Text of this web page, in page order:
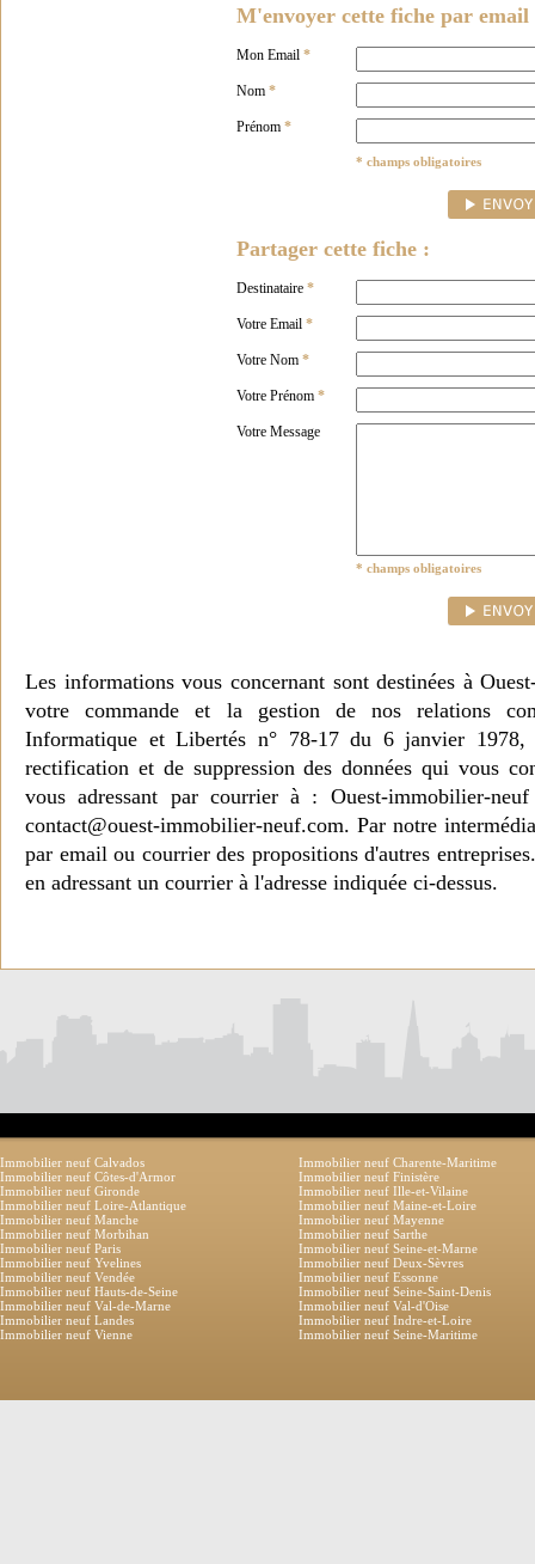
M'envoyer cette fiche par email
Mon Email *
Nom *
Prénom *
* champs obligatoires
Partager cette fiche :
Destinataire *
Votre Email *
Votre Nom *
Votre Prénom *
Votre Message
* champs obligatoires
Les informations vous concernant sont destinées à
votre commande et la gestion de nos relations
Informatique et Libertés n° 78-17 du 6 janvier 1978,
rectification et de suppression des données qui vous
vous adressant par courrier à : Ouest-immobilier-
contact@ouest-immobilier-neuf.com. Par notre
par email ou courrier des propositions d'autres
en adressant un courrier à l'adresse indiquée ci-dessus.
Immobilier neuf Calvados
Immobilier neuf Charente-Maritime
Immobilier neuf Côtes-d'Armor
Immobilier neuf Finistère
Immobilier neuf Gironde
Immobilier neuf Ille-et-Vilaine
Immobilier neuf Loire-Atlantique
Immobilier neuf Maine-et-Loire
Immobilier neuf Manche
Immobilier neuf Mayenne
Immobilier neuf Morbihan
Immobilier neuf Sarthe
Immobilier neuf Paris
Immobilier neuf Seine-et-Marne
Immobilier neuf Yvelines
Immobilier neuf Deux-Sèvres
Immobilier neuf Vendée
Immobilier neuf Essonne
Immobilier neuf Hauts-de-Seine
Immobilier neuf Seine-Saint-Denis
Immobilier neuf Val-de-Marne
Immobilier neuf Val-d'Oise
Immobilier neuf Landes
Immobilier neuf Indre-et-Loire
Immobilier neuf Vienne
Immobilier neuf Seine-Maritime